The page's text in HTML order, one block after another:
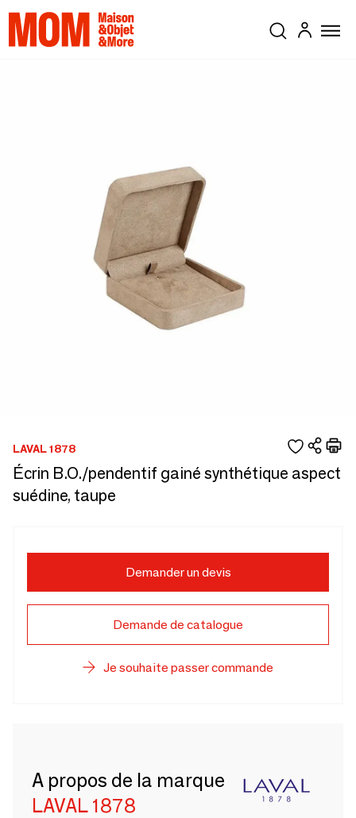
LAVAL 1878
Écrin B.O./pendentif gainé synthétique aspect
suédine, taupe
Demander un devis
Demande de catalogue
Je souhaite passer commande
A propos de la marque
LAVAL 1878